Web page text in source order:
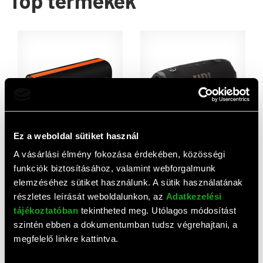
Ez a weboldal sütiket használ
A vásárlási élmény fokozása érdekében, közösségi
funkciók biztosításához, valamint webforgalmunk
elemzéséhez sütiket használunk. A sütik használatának
részletes leírását weboldalunkon, az Adatkezelési
tájékoztatóban tekintheted meg. Utólagos módosítást
szintén ebben a dokumentumban tudsz végrehajtani, a
megfelelő linkre kattintva.
bluetooth hangszóró (v5.4,
50w, 5200mah belső akku,
ip67, harman audio efx, led
fény) fekete
32 118 HUF
bluetooth hangszóró
(fekete)
62 860 HUF